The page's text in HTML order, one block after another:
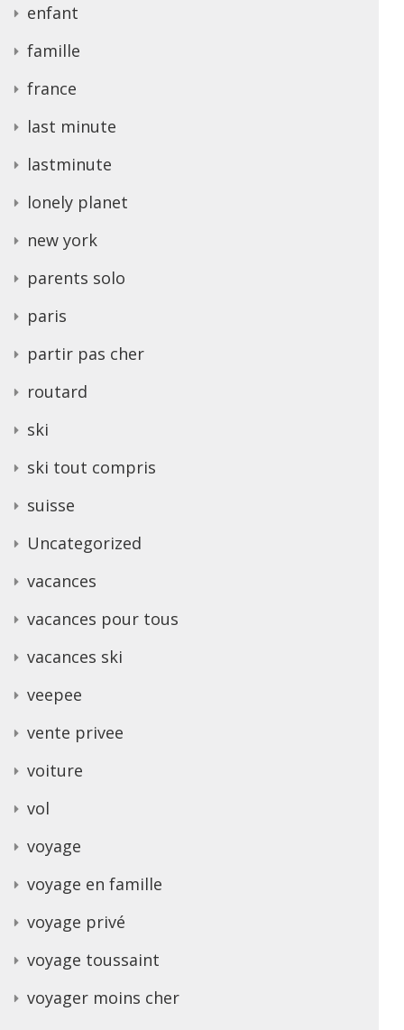
enfant
famille
france
last minute
lastminute
lonely planet
new york
parents solo
paris
partir pas cher
routard
ski
ski tout compris
suisse
Uncategorized
vacances
vacances pour tous
vacances ski
veepee
vente privee
voiture
vol
voyage
voyage en famille
voyage privé
voyage toussaint
voyager moins cher